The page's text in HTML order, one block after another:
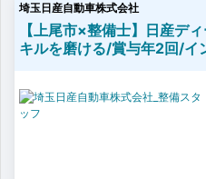
埼玉日産自動車株式会社
【上尾市×整備士】日産デ
キルを磨ける/賞与年2回/イ